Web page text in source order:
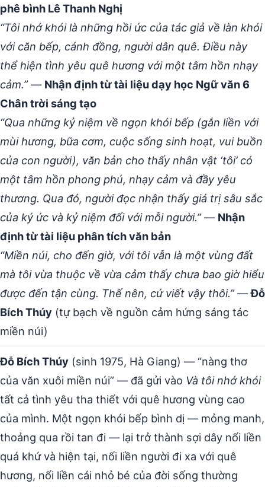
phê bình Lê Thanh Nghị
“Tôi nhớ khói là những hồi ức của tác giả về làn khói
với căn bếp, cánh đồng, người dân quê. Điều này
thể hiện tình yêu quê hương với một tâm hồn nhạy
cảm.”— Nhận định từ tài liệu dạy học Ngữ văn 6
Chân trời sáng tạo
“Qua những kỷ niệm về ngọn khói bếp (gắn liền với
mùi hương, bữa cơm, cuộc sống sinh hoạt, vui buồn
của con người), văn bản cho thấy nhân vật ‘tôi’ có
một tâm hồn phong phú, nhạy cảm và đầy yêu
thương. Qua đó, người đọc nhận thấy giá trị sâu sắc
của ký ức và kỷ niệm đối với mỗi người.”— Nhận
định từ tài liệu phân tích văn bản
“Miền núi, cho đến giờ, với tôi vẫn là một vùng đất
mà tôi vừa thuộc về vừa cảm thấy chưa bao giờ hiểu
được đến tận cùng. Thế nên, cứ viết vậy thôi.”—Đỗ
Bích Thúy (tự bạch về nguồn cảm hứng sáng tác
miền núi)
Đỗ Bích Thúy (sinh 1975, Hà Giang) — “nàng thơ
của văn xuôi miền núi” — đã gửi vào Và tôi nhớ khói
tất cả tình yêu tha thiết với quê hương vùng cao
của mình. Một ngọn khói bếp bình dị — mỏng manh,
thoảng qua rồi tan đi — lại trở thành sợi dây nối liền
quá khứ và hiện tại, nối liền người đi xa với quê
hương, nối liền cái nhỏ bé của đời sống thường